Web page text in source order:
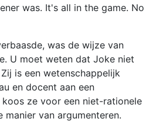
was. It's all in the game. No
was de wijze van
U moet weten dat Joke niet
is een wetenschappelijk
en docent aan een
ze voor een niet-rationele
manier van argumenteren.